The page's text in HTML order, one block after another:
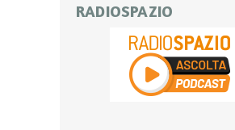
RADIOSPAZIO